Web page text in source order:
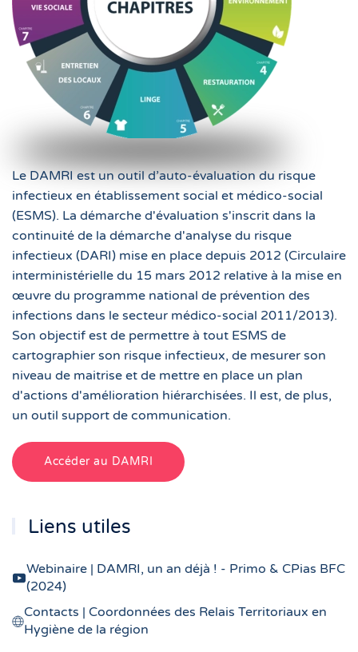
Le DAMRI est un outil d’auto-évaluation du risque
infectieux en établissement social et médico-social
(ESMS). La démarche d'évaluation s'inscrit dans la
continuité de la démarche d'analyse du risque
infectieux (DARI) mise en place depuis 2012 (Circulaire
interministérielle du 15 mars 2012 relative à la mise en
œuvre du programme national de prévention des
infections dans le secteur médico-social 2011/2013).
Son objectif est de permettre à tout ESMS de
cartographier son risque infectieux, de mesurer son
niveau de maitrise et de mettre en place un plan
d'actions d'amélioration hiérarchisées. Il est, de plus,
un outil support de communication.
Accéder au DAMRI
Liens utiles
Webinaire | DAMRI, un an déjà ! - Primo & CPias BFC
(2024)
Contacts | Coordonnées des Relais Territoriaux en
Hygiène de la région